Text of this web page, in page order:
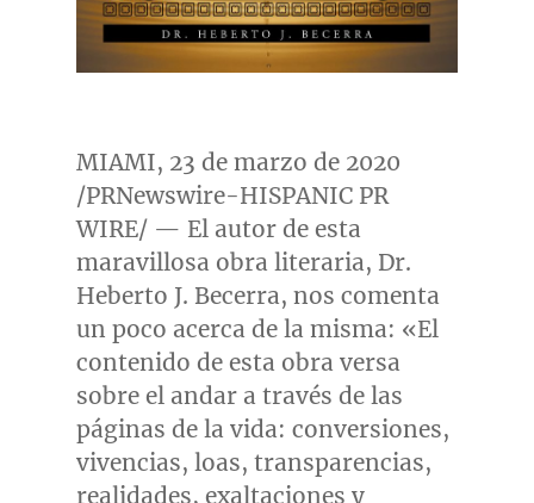
MIAMI, 23 de marzo de 2020
/PRNewswire-HISPANIC PR
WIRE/ — El autor de esta
maravillosa obra literaria, Dr.
Heberto J. Becerra, nos comenta
un poco acerca de la misma: «El
contenido de esta obra versa
sobre el andar a través de las
páginas de la vida: conversiones,
vivencias, loas, transparencias,
realidades, exaltaciones y